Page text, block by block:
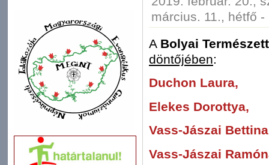
március. 11., hétfő -
A Bolyai
döntőjében:
Duchon Laura,
Elekes Dorottya,
Vass-Jászai
Vass-Jászai